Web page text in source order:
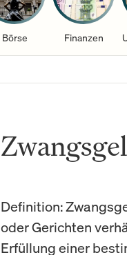
Börse Finanzen
Definition:
oder Gerichten
Erfüllung einer